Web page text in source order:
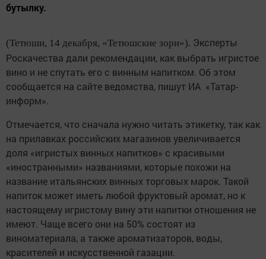
бутылку.
(Тетюши, 14 декабря, «Тетюшские зори»). Эксперты
Роскачества дали рекомендации, как выбрать игристое
вино и не спутать его с винным напитком. Об этом
сообщается на сайте ведомства, пишут ИА «Татар-
информ».
Отмечается, что сначала нужно читать этикетку, так как
на прилавках российских магазинов увеличивается
доля «игристых винных напитков» с красивыми
«иностранными» названиями, которые похожи на
название итальянских винных торговых марок. Такой
напиток может иметь любой фруктовый аромат, но к
настоящему игристому вину эти напитки отношения не
имеют. Чаще всего они на 50% состоят из
виноматериала, а также ароматизаторов, воды,
красителей и искусственной газации.